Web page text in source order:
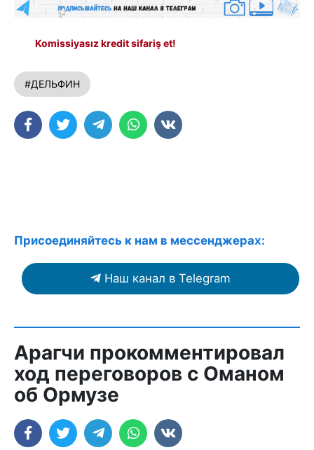
Komissiyasız kredit sifariş et!
#ДЕЛЬФИН
Присоединяйтесь к нам в мессенджерах:
Наш канал в Telegram
Арагчи прокомментировал
ход переговоров с Оманом
об Ормузе